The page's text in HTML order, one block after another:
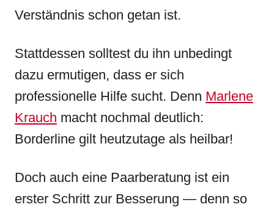
Verständnis schon getan ist.
Stattdessen solltest du ihn unbedingt
dazu ermutigen, dass er sich
professionelle Hilfe sucht. Denn Marlene
Krauch macht nochmal deutlich:
Borderline gilt heutzutage als heilbar!
Doch auch eine Paarberatung ist ein
erster Schritt zur Besserung — denn so